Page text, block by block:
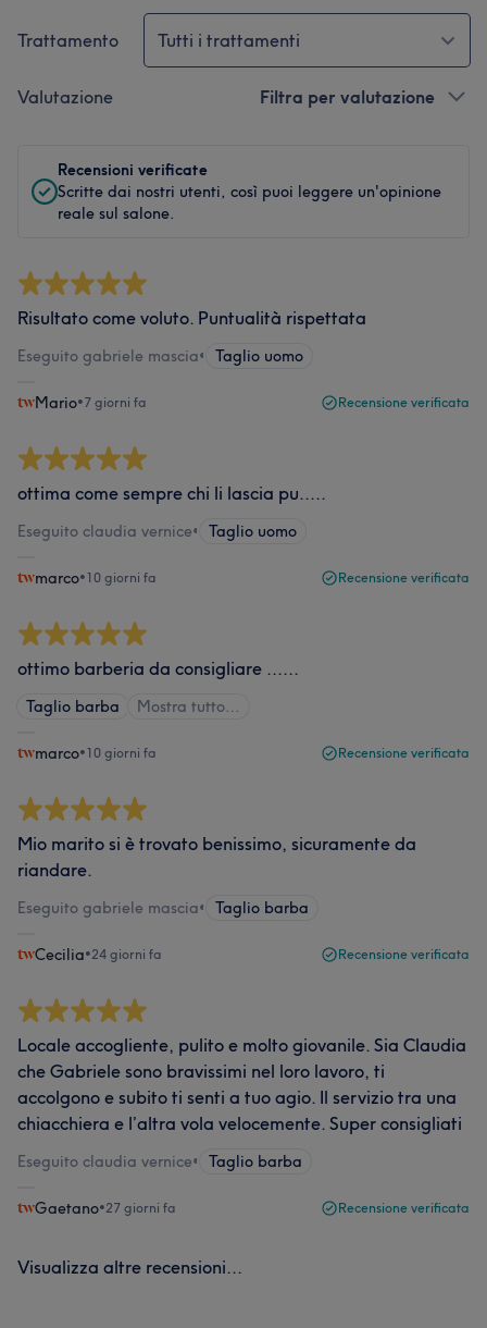
Trattamento Tutti i trattamenti
Valutazione Filtra per valutazione
Recensioni verificate
Scritte dai nostri utenti, così puoi leggere un'opinione
reale sul salone.
Risultato come voluto. Puntualità rispettata
Eseguito gabriele mascia• Taglio uomo
Mario•7 giorni fa Recensione verificata
ottima come sempre chi li lascia pu.....
Eseguito claudia vernice• Taglio uomo
marco•10 giorni fa Recensione verificata
ottimo barberia da consigliare ......
Taglio barba Mostra tutto…
marco•10 giorni fa Recensione verificata
Mio marito si è trovato benissimo, sicuramente da
riandare.
Eseguito gabriele mascia• Taglio barba
Cecilia•24 giorni fa Recensione verificata
Locale accogliente, pulito e molto giovanile. Sia Claudia
che Gabriele sono bravissimi nel loro lavoro, ti
accolgono e subito ti senti a tuo agio. Il servizio tra una
chiacchiera e l’altra vola velocemente. Super consigliati
Eseguito claudia vernice• Taglio barba
Gaetano•27 giorni fa Recensione verificata
Visualizza altre recensioni...